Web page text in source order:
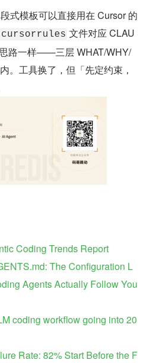
式模板可以直接用在 Cursor 的
文件对应 CLAU
路一样——三层 WHAT/WHY/
。工具换了，但「先定约束，
Coding Trends Report
The Configuration L
Agents Actually Follow You
coding workflow going into 20
Rate: 82% Start Before the F